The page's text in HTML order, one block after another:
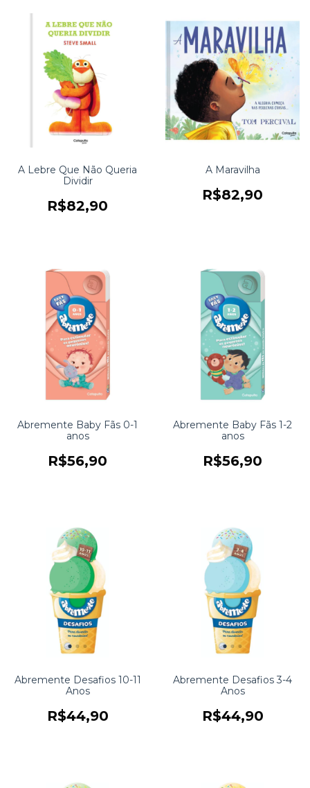
A Lebre Que Não Queria
Dividir
R$82,90
A Maravilha
R$82,90
Abremente Baby Fãs 0-1
anos
R$56,90
Abremente Baby Fãs 1-2
anos
R$56,90
Abremente Desafios 10-11
Anos
R$44,90
Abremente Desafios 3-4
Anos
R$44,90